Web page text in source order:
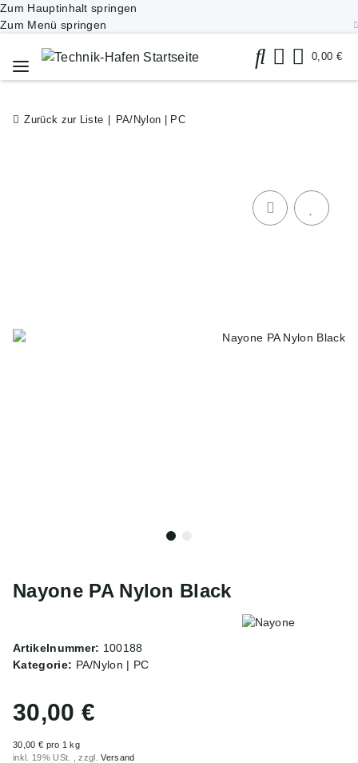
Zum Hauptinhalt springen
Zum Menü springen
0,00 €
Zurück zur Liste PA/Nylon | PC
Nayone PA Nylon Black
Artikelnummer: 100188
Kategorie: PA/Nylon | PC
30,00 €
30,00 € pro 1 kg
inkl. 19% USt. , zzgl.Versand